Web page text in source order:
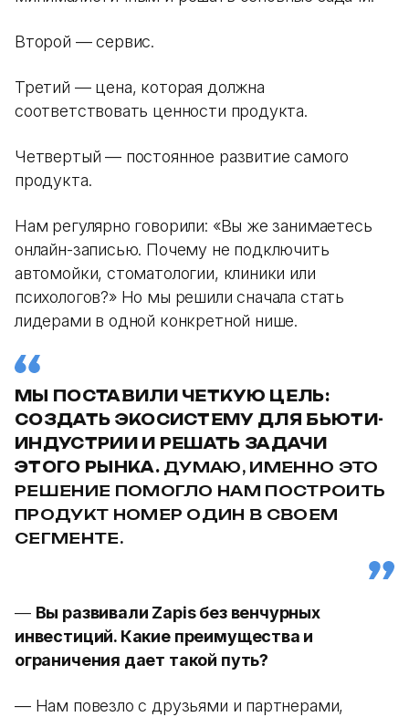
Второй — сервис.
Третий — цена, которая должна
соответствовать ценности продукта.
Четвертый — постоянное развитие самого
продукта.
Нам регулярно говорили: «Вы же занимаетесь
онлайн-записью. Почему не подключить
автомойки, стоматологии, клиники или
психологов?» Но мы решили сначала стать
лидерами в одной конкретной нише.
МЫ ПОСТАВИЛИ ЧЕТКУЮ ЦЕЛЬ:
СОЗДАТЬ ЭКОСИСТЕМУ ДЛЯ БЬЮТИ-
ИНДУСТРИИ И РЕШАТЬ ЗАДАЧИ
ЭТОГО РЫНКА. ДУМАЮ, ИМЕННО ЭТО
РЕШЕНИЕ ПОМОГЛО НАМ ПОСТРОИТЬ
ПРОДУКТ НОМЕР ОДИН В СВОЕМ
СЕГМЕНТЕ.
— Вы развивали Zapis без венчурных
инвестиций. Какие преимущества и
ограничения дает такой путь?
— Нам повезло с друзьями и партнерами,